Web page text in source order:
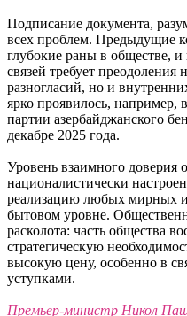
Подписание документа,
всех проблем. Предыдущие
глубокие раны в обществе,
связей требует преодоления
разногласий, но и
ярко проявилось, например,
партии азербайджанского
декабре 2025 года.
Уровень взаимного доверия
националистически
реализацию любых мирных
бытовом уровне.
расколота: часть общества
стратегическую
высокую цену, особенно в
уступками.
Премьер-министр Никол